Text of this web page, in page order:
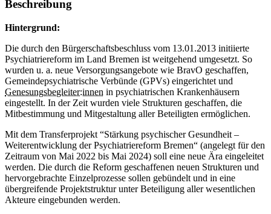
Beschreibung
Hintergrund:
Die durch den Bürgerschaftsbeschluss vom 13.01.2013 initiierte
Psychiatriereform im Land Bremen ist weitgehend umgesetzt. So
wurden u. a. neue Versorgungsangebote wie BravO geschaffen,
Gemeindepsychiatrische Verbünde (GPVs) eingerichtet und
Genesungsbegleiter:innen in psychiatrischen Krankenhäusern
eingestellt. In der Zeit wurden viele Strukturen geschaffen, die
Mitbestimmung und Mitgestaltung aller Beteiligten ermöglichen.
Mit dem Transferprojekt “Stärkung psychischer Gesundheit –
Weiterentwicklung der Psychiatriereform Bremen“ (angelegt für den
Zeitraum von Mai 2022 bis Mai 2024) soll eine neue Ära eingeleitet
werden. Die durch die Reform geschaffenen neuen Strukturen und
hervorgebrachte Einzelprozesse sollen gebündelt und in eine
übergreifende Projektstruktur unter Beteiligung aller wesentlichen
Akteure eingebunden werden.